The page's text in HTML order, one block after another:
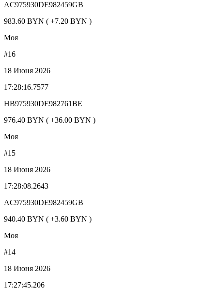
AC975930DE982459GB
983.60 BYN ( +7.20 BYN )
Моя
#16
18 Июня 2026
17:28:16.7577
HB975930DE982761BE
976.40 BYN ( +36.00 BYN )
Моя
#15
18 Июня 2026
17:28:08.2643
AC975930DE982459GB
940.40 BYN ( +3.60 BYN )
Моя
#14
18 Июня 2026
17:27:45.206